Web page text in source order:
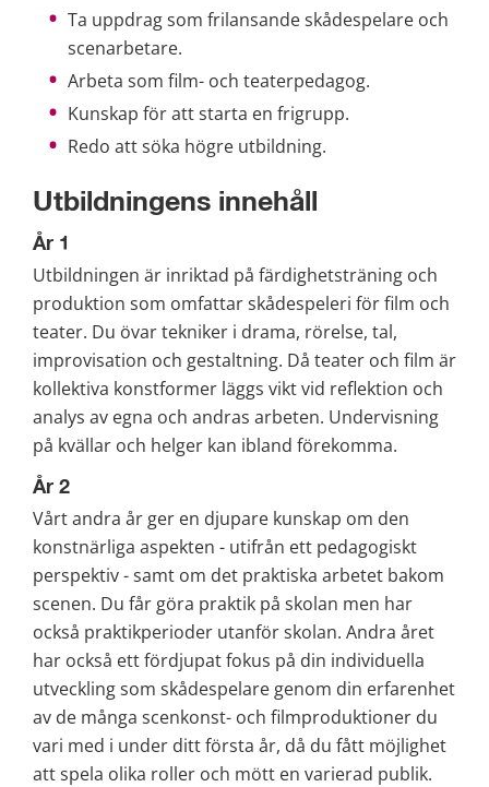
Ta uppdrag som frilansande skådespelare och
scenarbetare.
Arbeta som film- och teaterpedagog.
Kunskap för att starta en frigrupp.
Redo att söka högre utbildning.
Utbildningens innehåll
År 1
Utbildningen är inriktad på färdighetsträning och
produktion som omfattar skådespeleri för film och
teater. Du övar tekniker i drama, rörelse, tal,
improvisation och gestaltning. Då teater och film är
kollektiva konstformer läggs vikt vid reflektion och
analys av egna och andras arbeten. Undervisning
på kvällar och helger kan ibland förekomma.
År 2
Vårt andra år ger en djupare kunskap om den
konstnärliga aspekten - utifrån ett pedagogiskt
perspektiv - samt om det praktiska arbetet bakom
scenen. Du får göra praktik på skolan men har
också praktikperioder utanför skolan. Andra året
har också ett fördjupat fokus på din individuella
utveckling som skådespelare genom din erfarenhet
av de många scenkonst- och filmproduktioner du
vari med i under ditt första år, då du fått möjlighet
att spela olika roller och mött en varierad publik.